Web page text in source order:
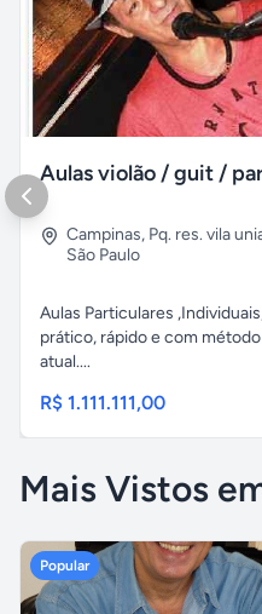
Campinas, Pq. res. vila
São Paulo
Aulas Particulares
prático, rápido e com
atual....
R$ 1.111.111,00
Mais Vistos
Popular